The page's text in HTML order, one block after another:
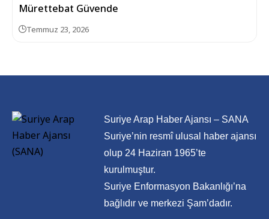
Mürettebat Güvende
Temmuz 23, 2026
Suriye Arap Haber Ajansı – SANA
Suriye’nin resmî ulusal haber ajansı
olup 24 Haziran 1965’te
kurulmuştur.
Suriye Enformasyon Bakanlığı’na
bağlıdır ve merkezi Şam’dadır.